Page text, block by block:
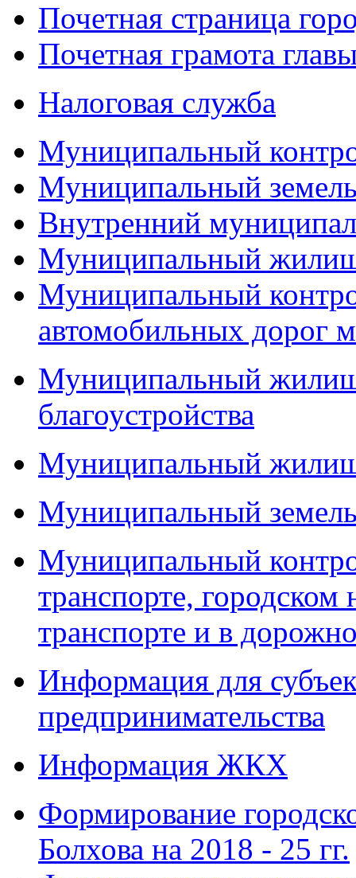
Почетная страница
Почетная грамота
Налоговая служба
Муниципальный
Муниципальный
Внутренний
Муниципальный
Муниципальный
автомобильных дорог
Муниципальный
благоустройства
Муниципальный
Муниципальный
Муниципальный
транспорте, городском
транспорте и в
Информация для
предпринимательства
Информация ЖКХ
Формирование
Болхова на 2018 - 25 гг.